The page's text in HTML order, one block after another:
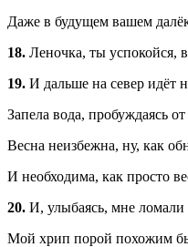
Даже в будущем вашем
18. Леночка, ты успокойся,
19. И дальше на север идёт
Запела вода, пробуждаясь от
Весна неизбежна, ну, как
И необходима, как просто
20. И, улыбаясь, мне ломали
Мой хрип порой похожим